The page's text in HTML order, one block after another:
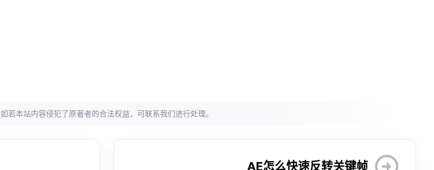
如若本站内容侵犯了原著者的合法权益，可联系我们进行处理。
AE怎么快速反转关键帧